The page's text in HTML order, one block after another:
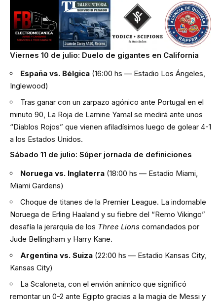
Viernes 10 de julio: Duelo de gigantes en California
España vs. Bélgica (16:00 hs — Estadio Los Ángeles,
Inglewood)
Tras ganar con un zarpazo agónico ante Portugal en el
minuto 90, La Roja de Lamine Yamal se medirá ante unos
“Diablos Rojos” que vienen afiladísimos luego de golear 4-1
a los Estados Unidos.
Sábado 11 de julio: Súper jornada de definiciones
Noruega vs. Inglaterra (18:00 hs — Estadio Miami,
Miami Gardens)
Choque de titanes de la Premier League. La indomable
Noruega de Erling Haaland y su fiebre del “Remo Vikingo”
desafía la jerarquía de los Three Lions comandados por
Jude Bellingham y Harry Kane.
Argentina vs. Suiza (22:00 hs — Estadio Kansas City,
Kansas City)
La Scaloneta, con el envión anímico que significó
remontar un 0-2 ante Egipto gracias a la magia de Messi y